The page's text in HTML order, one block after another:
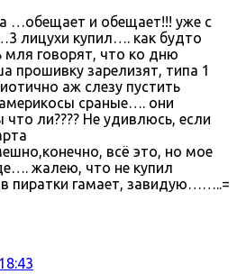
…обещает и обещает!!! уже с
лицухи купил…. как будто
мля говорят, что ко дню
прошивку зарелизят, типа 1
аж слезу пустить
сраные…. они
ли???? Не удивлюсь, если
всё это, но мое
жалею, что не купил
пиратки гамает, завидую……..=